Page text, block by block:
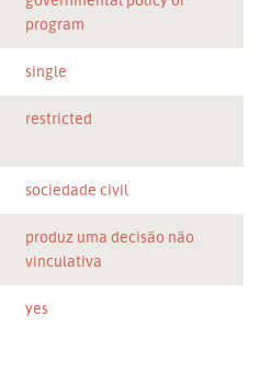
program
single
restricted
sociedade civil
produz uma decisão não
vinculativa
yes